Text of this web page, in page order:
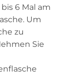
6 Mal am
Um
zu
Sie